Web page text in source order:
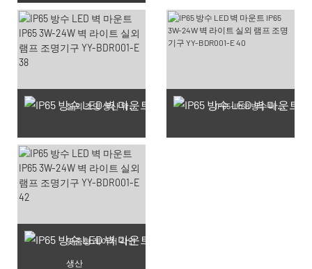
실외 조명 생산 워크숍 IP65-IP68 방수 테스트 완료 제품
맞춤형 레이저 각인
생산